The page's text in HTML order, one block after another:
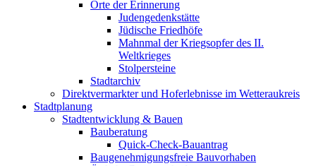
Orte der Erinnerung
Judengedenkstätte
Jüdische Friedhöfe
Mahnmal der Kriegsopfer des II.
Weltkrieges
Stolpersteine
Stadtarchiv
Direktvermarkter und Hoferlebnisse im Wetteraukreis
Stadtplanung
Stadtentwicklung & Bauen
Bauberatung
Quick-Check-Bauantrag
Baugenehmigungsfreie Bauvorhaben